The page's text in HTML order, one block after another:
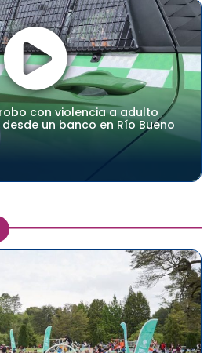
con violencia a adulto
un banco en Río Bueno